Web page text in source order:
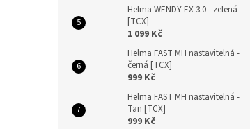
Helma WENDY EX 3.0 - zelená
[TCX]
1 099 Kč
Helma FAST MH nastavitelná -
černá [TCX]
999 Kč
Helma FAST MH nastavitelná -
Tan [TCX]
999 Kč